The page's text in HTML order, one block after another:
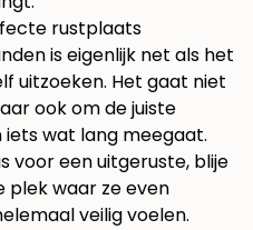
rustplaats
is eigenlijk net als het
uitzoeken. Het gaat niet
ook om de juiste
iets wat lang meegaat.
voor een uitgeruste, blije
plek waar ze even
veilig voelen.